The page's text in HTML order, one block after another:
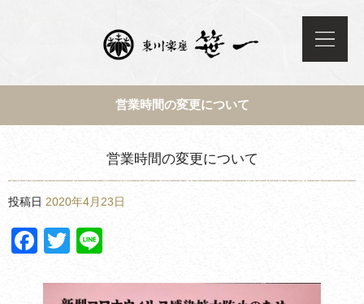
営業時間の変更について
営業時間の変更について
投稿日 2020年4月23日
Facebook
Twitter